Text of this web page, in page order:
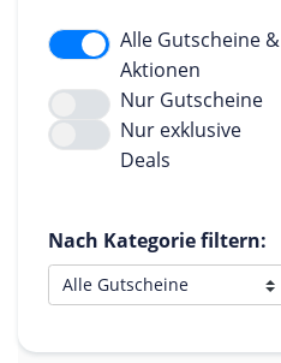
Alle Gutscheine &
Aktionen
Nur Gutscheine
Nur exklusive
Deals
Nach Kategorie filtern: